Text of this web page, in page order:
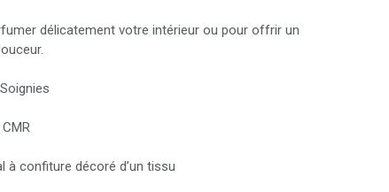
délicatement votre intérieur ou pour offrir un
à confiture décoré d’un tissu